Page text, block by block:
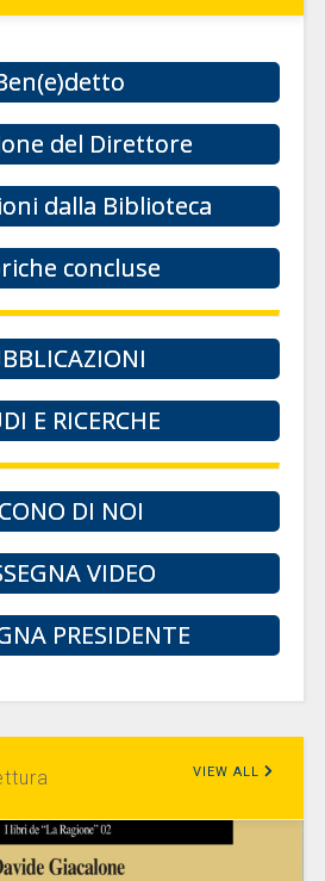
del Direttore
dalla Biblioteca
concluse
E RICERCHE
DI NOI
VIDEO
PRESIDENTE
VIEW ALL